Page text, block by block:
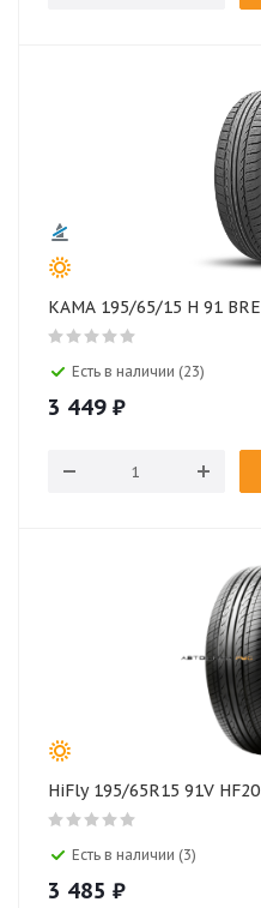
КАМА 195/65/
Есть в наличии (23)
3 449 ₽
HiFly 195/65R15 91V
Есть в наличии (3)
3 485 ₽